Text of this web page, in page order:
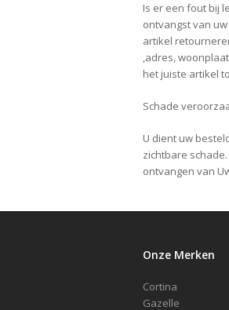
Is er een fout bij
ontvangst van
artikel
,adres,
het juiste artikel
Schade
U dient uw
zichtbare
ontvangen van
Onze Merken
Cortina
Gazelle